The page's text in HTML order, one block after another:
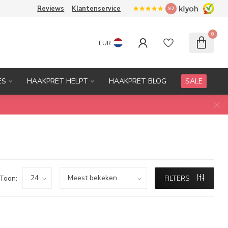
Reviews Klantenservice 9.2
EUR
0
HAAKPRET HELPT HAAKPRET BLOG SALE
Toon: FILTERS